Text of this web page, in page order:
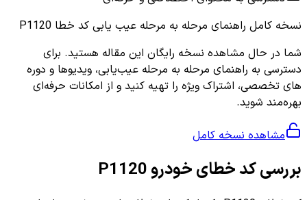
نسخه کامل راهنمای مرحله به مرحله عیب یابی کد خطا P1120
شما در حال مشاهده نسخه رایگان این مقاله هستید. برای
دسترسی به راهنمای مرحله به مرحله عیب‌یابی، ویدیوها و دوره
های تخصصی، اشتراک ویژه را تهیه کنید و از امکانات حرفه‌ای
بهره‌مند شوید.
مشاهده نسخه کامل
بررسی کد خطای خودرو P1120